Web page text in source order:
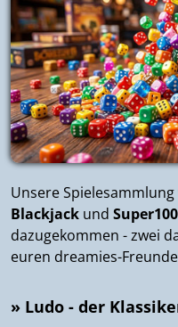
Unsere
Blackjack und Super100
dazugekommen - zwei
euren dreamies-
» Ludo - der